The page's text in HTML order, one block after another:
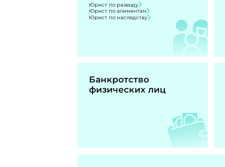
Юрист по разводу
Юрист по алиментам
Юрист по наследству
Банкротство
физических лиц